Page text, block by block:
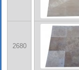
2680